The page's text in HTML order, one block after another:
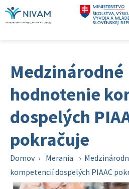
Medzinárodné
hodnotenie
dospelých
pokračuje
Domov › Merania ›
kompetencií dospelých PIAAC